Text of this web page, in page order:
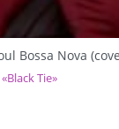
Bossa Nova
Tie»